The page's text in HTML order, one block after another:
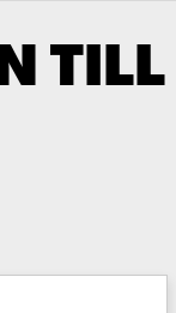
TILL